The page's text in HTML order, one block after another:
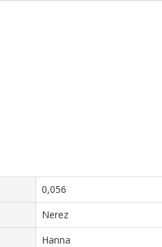
0,056
Nerez
Hanna